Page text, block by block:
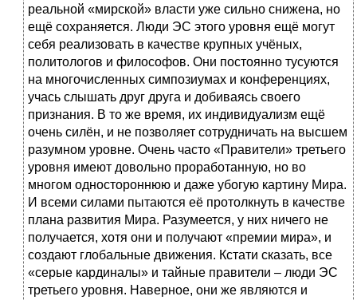
реальной «мирской» власти уже сильно снижена, но
ещё сохраняется. Люди ЭС этого уровня ещё могут
себя реализовать в качестве крупных учёных,
политологов и философов. Они постоянно тусуются
на многочисленных симпозиумах и конференциях,
учась слышать друг друга и добиваясь своего
признания. В то же время, их индивидуализм ещё
очень силён, и не позволяет сотрудничать на высшем
разумном уровне. Очень часто «Правители» третьего
уровня имеют довольно проработанную, но во
многом одностороннюю и даже убогую картину Мира.
И всеми силами пытаются её протолкнуть в качестве
плана развития Мира. Разумеется, у них ничего не
получается, хотя они и получают «премии мира», и
создают глобальные движения. Кстати сказать, все
«серые кардиналы» и тайные правители – люди ЭС
третьего уровня. Наверное, они же являются и